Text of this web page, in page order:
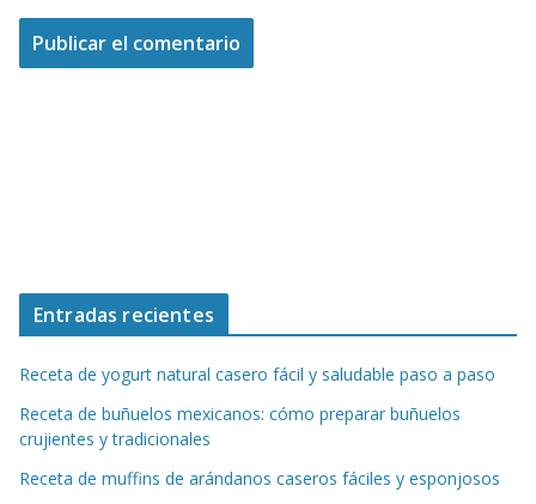
Entradas recientes
Receta de yogurt natural casero fácil y saludable paso a paso
Receta de buñuelos mexicanos: cómo preparar buñuelos
crujientes y tradicionales
Receta de muffins de arándanos caseros fáciles y esponjosos